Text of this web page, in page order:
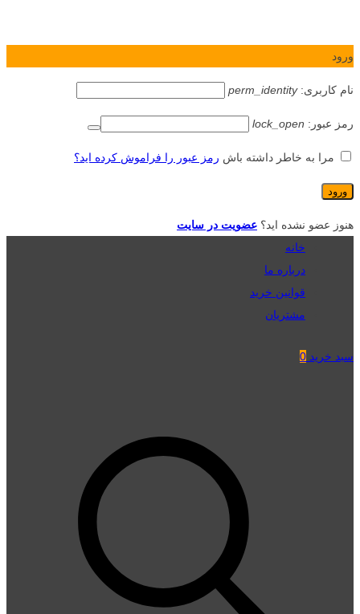
ورود
نام کاربری:perm_identity
رمز عبور: lock_open
مرا به خاطر داشته باش رمز عبور را فراموش کرده اید؟
هنوز عضو نشده اید؟ عضویت در سایت
خانه
درباره ما
قوانین خرید
مشتریان
سبد خرید 0